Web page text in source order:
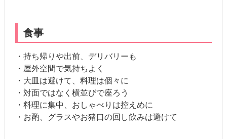
食事
・持ち帰りや出前、デリバリーも
・屋外空間で気持ちよく
・大皿は避けて、料理は個々に
・対面ではなく横並びで座ろう
・料理に集中、おしゃべりは控えめに
・お酌、グラスやお猪口の回し飲みは避けて